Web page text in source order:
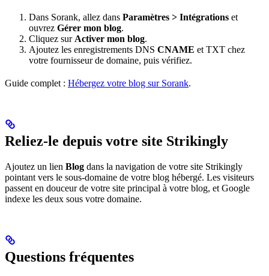
Dans Sorank, allez dans Paramètres > Intégrations et
ouvrez Gérer mon blog.
Cliquez sur Activer mon blog.
Ajoutez les enregistrements DNS CNAME et TXT chez
votre fournisseur de domaine, puis vérifiez.
Guide complet : Hébergez votre blog sur Sorank.
Reliez-le depuis votre site Strikingly
Ajoutez un lien Blog dans la navigation de votre site Strikingly
pointant vers le sous-domaine de votre blog hébergé. Les visiteurs
passent en douceur de votre site principal à votre blog, et Google
indexe les deux sous votre domaine.
Questions fréquentes